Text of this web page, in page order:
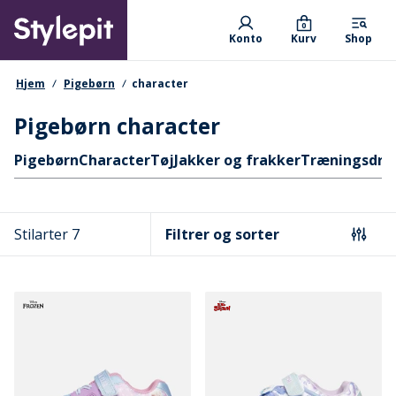
main
content
Primary departments
Konto Kurv
0
Shop
navigationssti
Hjem Pigebørn character
Pigebørn character
Hurtige links
PigebørnCharacterTøjJakker og frakker
Stilarter 7 Filtrer og sorter